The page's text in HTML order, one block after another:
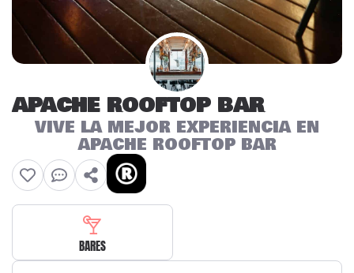
APACHE ROOFTOP BAR
VIVE LA MEJOR EXPERIENCIA EN
APACHE ROOFTOP BAR
BARES